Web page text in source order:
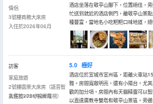
情侶
3號樓商務大床房
入住於2026年06月
酒店坐落在敬亭山腳下，位置絕佳，
忙送到就近的酒店側門，離敬亭山景
種豐富，當地名小吃粑粑口味地道，
訪客
家庭旅遊
2號樓園景大床房（語音智
能客控+75寸投屏電視）
入住於2026年06月
5.0 極好
酒店位於宣城市宣州區，距離火車站
雅。房間寬敞明亮，還有小陽台。尤
歡的加分項。房間內有天貓精靈可以
以直達廣教寺雙塔和敬亭山景區。旁